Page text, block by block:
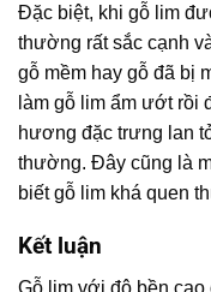
Đặc biệt, khi gỗ lim
thường rất sắc cạnh
gỗ mềm hay gỗ đã bị
làm gỗ lim ẩm ướt rồi
hương đặc trưng lan
thường. Đây cũng là
biết gỗ lim khá quen
Kết luận
Gỗ lim với độ bền